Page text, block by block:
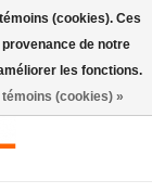
(cookies). Ces
de notre
les fonctions.
(cookies) »